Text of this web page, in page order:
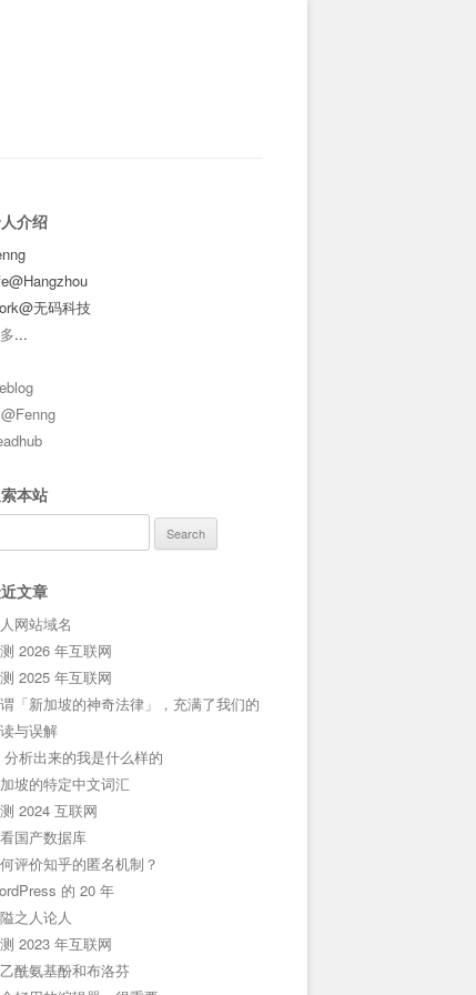
介绍
无码科技
...
本站
文章
网站域名
2026 年互联网
2025 年互联网
「新加坡的神奇法律」，充满了我们的
与误解
析出来的我是什么样的
坡的特定中文词汇
2024 互联网
国产数据库
评价知乎的匿名机制？
的 20 年
之人论人
2023 年互联网
酰氨基酚和布洛芬